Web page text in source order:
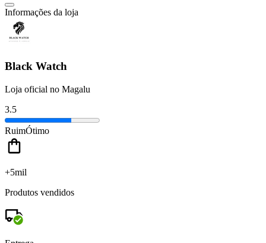
Informações da loja
Black Watch
Loja oficial no Magalu
3.5
RuimÓtimo
+5mil
Produtos vendidos